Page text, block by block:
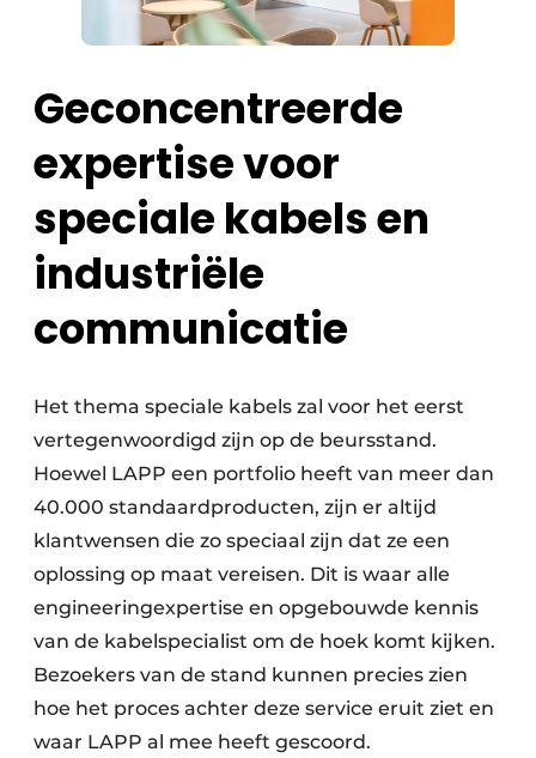
Geconcentreerde
expertise voor
speciale kabels en
industriële
communicatie
Het thema speciale kabels zal voor het eerst
vertegenwoordigd zijn op de beursstand.
Hoewel LAPP een portfolio heeft van meer dan
40.000 standaardproducten, zijn er altijd
klantwensen die zo speciaal zijn dat ze een
oplossing op maat vereisen. Dit is waar alle
engineeringexpertise en opgebouwde kennis
van de kabelspecialist om de hoek komt kijken.
Bezoekers van de stand kunnen precies zien
hoe het proces achter deze service eruit ziet en
waar LAPP al mee heeft gescoord.